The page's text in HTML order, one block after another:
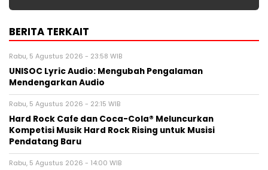
BERITA TERKAIT
Rabu, 5 Agustus 2026 - 23:58 WIB
UNISOC Lyric Audio: Mengubah Pengalaman
Mendengarkan Audio
Rabu, 5 Agustus 2026 - 22:15 WIB
Hard Rock Cafe dan Coca-Cola® Meluncurkan
Kompetisi Musik Hard Rock Rising untuk Musisi
Pendatang Baru
Rabu, 5 Agustus 2026 - 14:00 WIB